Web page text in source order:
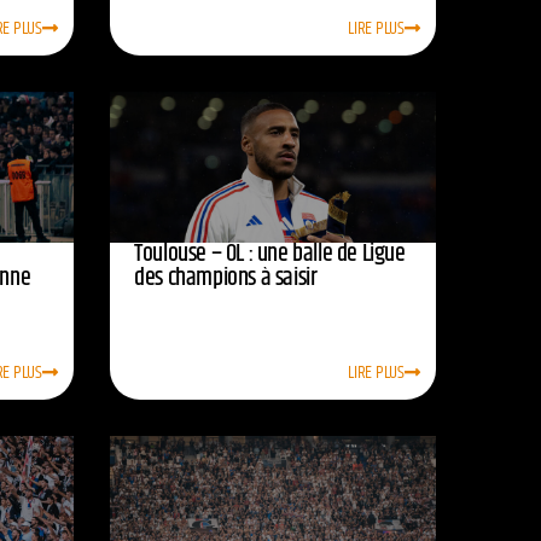
PLUS LIRE PLUS
PLUS
Toulouse – OL : une balle de Ligue
des champions à saisir
LIRE PLUS